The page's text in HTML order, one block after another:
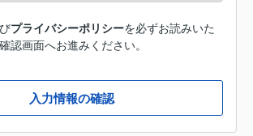
プライバシーポリシーを必ずお読みいた
認画面へお進みください。
入力情報の確認